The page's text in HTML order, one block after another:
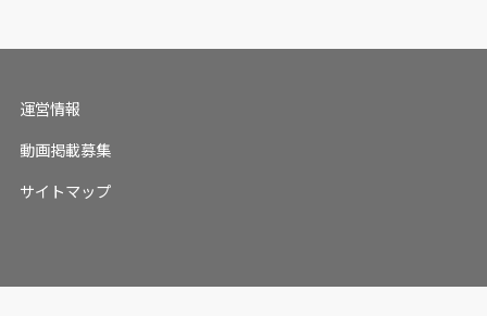
運営情報
動画掲載募集
サイトマップ